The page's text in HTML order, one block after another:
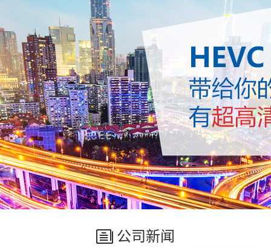
公司新闻